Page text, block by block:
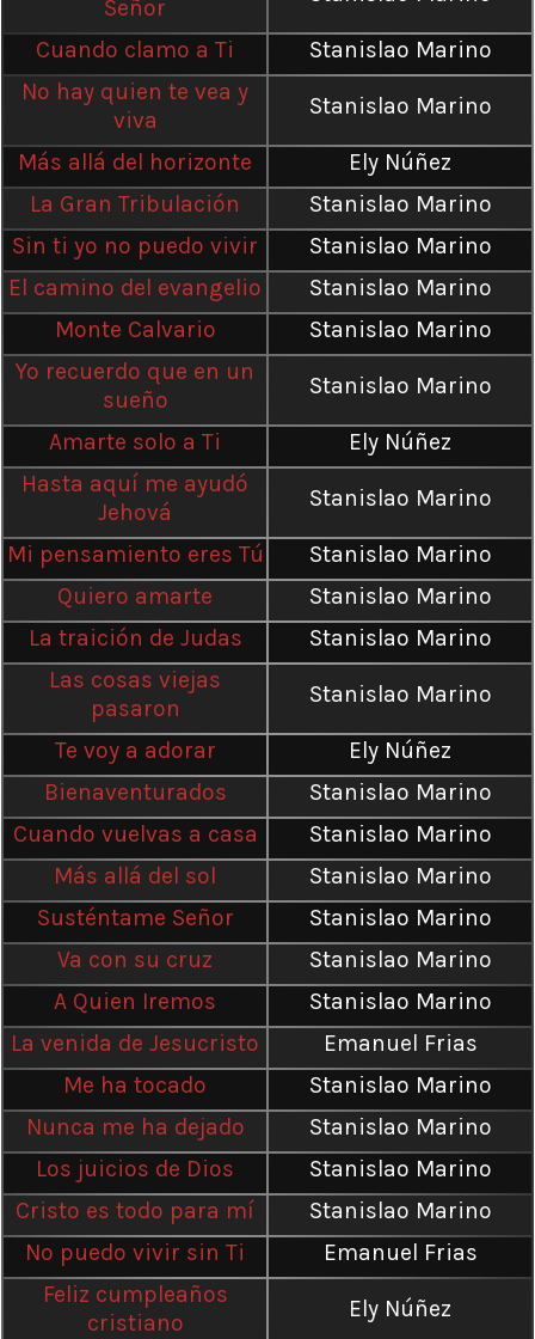
Señor
Cuando clamo a Ti
Stanislao Marino
No hay quien te vea y
viva
Stanislao Marino
Más allá del horizonte
Ely Núñez
La Gran Tribulación
Stanislao Marino
Sin ti yo no puedo vivir
Stanislao Marino
El camino del evangelio
Stanislao Marino
Monte Calvario
Stanislao Marino
Yo recuerdo que en un
sueño
Stanislao Marino
Amarte solo a Ti
Ely Núñez
Hasta aquí me ayudó
Jehová
Stanislao Marino
Mi pensamiento eres Tú
Stanislao Marino
Quiero amarte
Stanislao Marino
La traición de Judas
Stanislao Marino
Las cosas viejas
pasaron
Stanislao Marino
Te voy a adorar
Ely Núñez
Bienaventurados
Stanislao Marino
Cuando vuelvas a casa
Stanislao Marino
Más allá del sol
Stanislao Marino
Susténtame Señor
Stanislao Marino
Va con su cruz
Stanislao Marino
A Quien Iremos
Stanislao Marino
La venida de Jesucristo
Emanuel Frias
Me ha tocado
Stanislao Marino
Nunca me ha dejado
Stanislao Marino
Los juicios de Dios
Stanislao Marino
Cristo es todo para mí
Stanislao Marino
No puedo vivir sin Ti
Emanuel Frias
Feliz cumpleaños
cristiano
Ely Núñez